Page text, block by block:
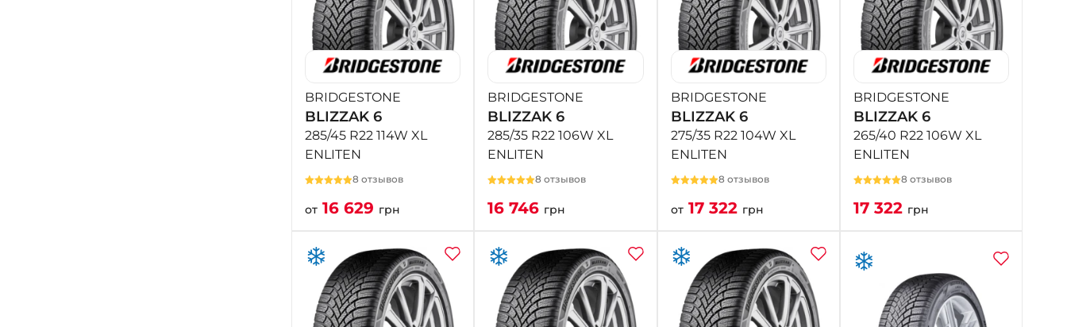
BRIDGESTONE
BLIZZAK 6
285/45 R22 114W XL
ENLITEN
8 отзывов
от 16 629 грн
BRIDGESTONE
BLIZZAK 6
285/35 R22 106W XL
ENLITEN
8 отзывов
16 746 грн
BRIDGESTONE
BLIZZAK 6
275/35 R22 104W XL
ENLITEN
8 отзывов
от17 322 грн
BRIDGESTONE
BLIZZAK 6
265/40 R22 106W XL
ENLITEN
8 отзывов
17 322 грн